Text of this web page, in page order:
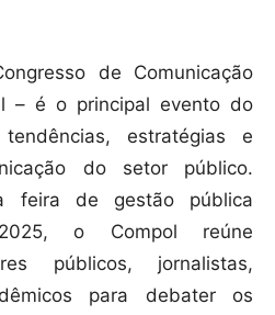
de Comunicação
– é o principal evento do
estratégias e
do setor público.
feira de gestão pública
o Compol reúne
públicos, jornalistas,
para debater os